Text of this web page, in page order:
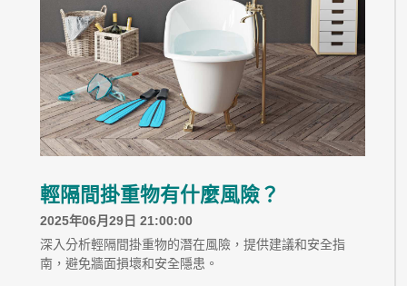
輕隔間掛重物有什麼風險？
2025年06月29日 21:00:00
深入分析輕隔間掛重物的潛在風險，提供建議和安全指
南，避免牆面損壞和安全隱患。